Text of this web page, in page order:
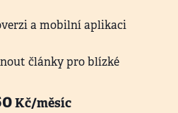
a mobilní aplikaci
články pro blízké
Kč/měsíc